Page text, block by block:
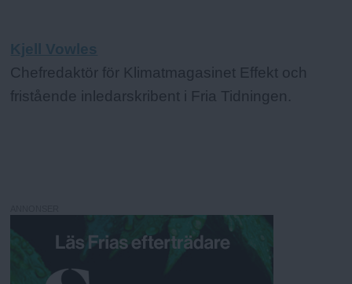
Kjell Vowles
Chefredaktör för Klimatmagasinet Effekt och
fristående inledarskribent i Fria Tidningen.